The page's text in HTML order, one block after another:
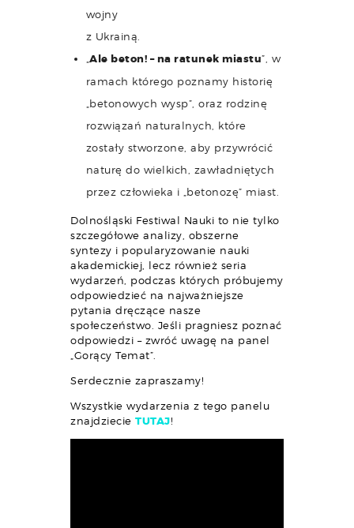
wojny
z Ukrainą.
Ale beton! – na ratunek miastu”, w
ramach którego poznamy historię
„betonowych wysp”, oraz rodzinę
rozwiązań naturalnych, które
zostały stworzone, aby przywrócić
naturę do wielkich, zawładniętych
przez człowieka i „betonozę” miast.
Dolnośląski Festiwal Nauki to nie tylko
szczegółowe analizy, obszerne
syntezy i popularyzowanie nauki
akademickiej, lecz również seria
wydarzeń, podczas których próbujemy
odpowiedzieć na najważniejsze
pytania dręczące nasze
społeczeństwo. Jeśli pragniesz poznać
odpowiedzi – zwróć uwagę na panel
„Gorący Temat”.
Serdecznie zapraszamy!
Wszystkie wydarzenia z tego panelu
znajdziecie TUTAJ!